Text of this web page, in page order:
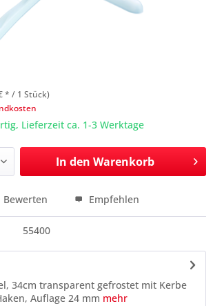
* / 1 Stück)
Lieferzeit ca. 1-3 Werktage
In den Warenkorb
Bewerten Empfehlen
55400
34cm transparent gefrostet mit Kerbe
Auflage 24 mm mehr